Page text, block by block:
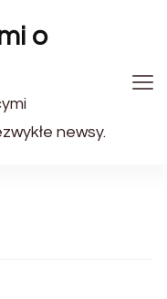
o
newsy.